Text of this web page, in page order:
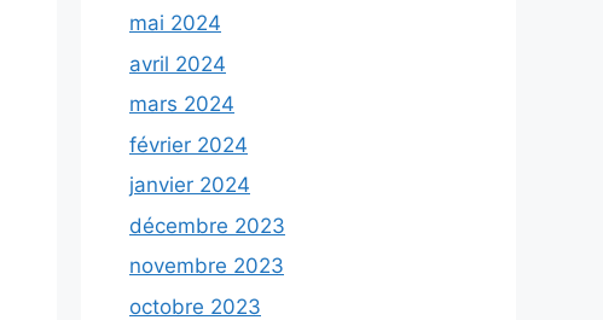
mai 2024
avril 2024
mars 2024
février 2024
janvier 2024
décembre 2023
novembre 2023
octobre 2023